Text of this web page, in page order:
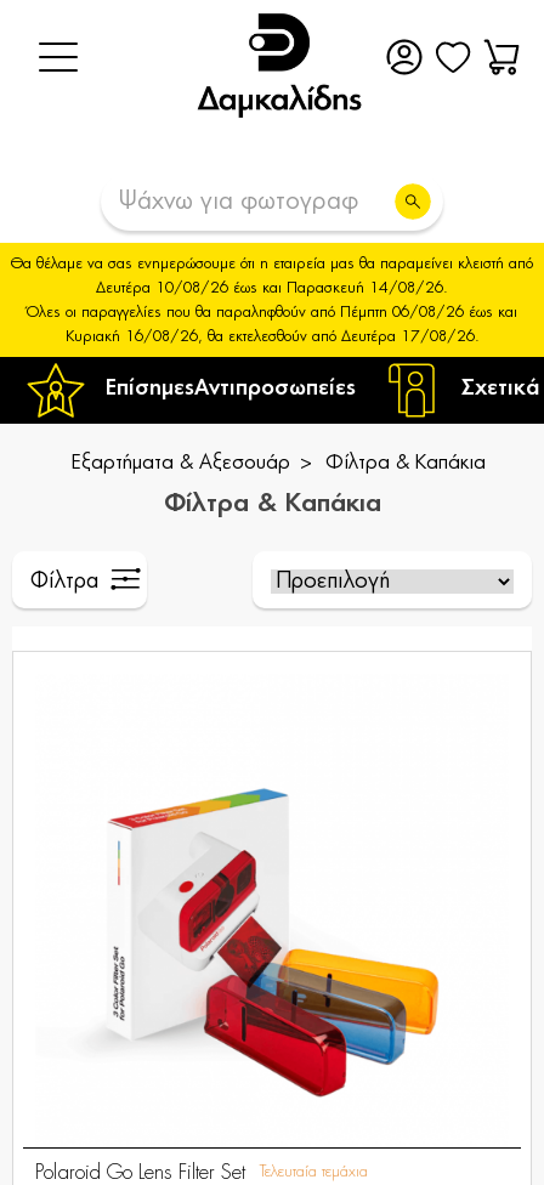
ΕπίσημεςΑντιπροσωπείες
Θα θέλαμε να σας ενημερώσουμε ότι η εταιρεία μας θα παραμείνει κλειστή από
Δευτέρα 10/08/26 έως και Παρασκευή 14/08/26.
Όλες οι παραγγελίες που θα παραληφθούν από Πέμπτη 06/08/26 έως και
Κυριακή 16/08/26, θα εκτελεσθούν από Δευτέρα 17/08/26.
Εξαρτήματα & Αξεσουάρ Φίλτρα & Καπάκια
Φίλτρα & Καπάκια
Φίλτρα
Polaroid Go Lens Filter Set Τελευταία τεμάχια